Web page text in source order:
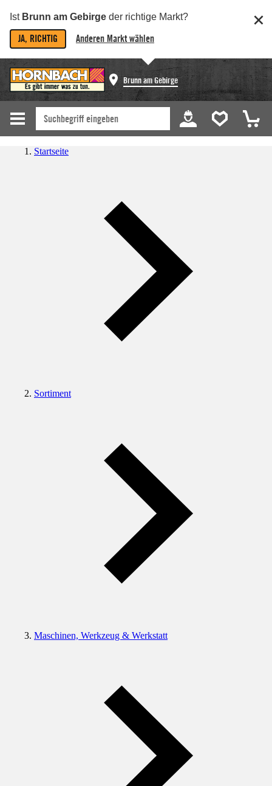
Ist Brunn am Gebirge der richtige Markt?
JA, RICHTIG Anderen Markt wählen
Brunn am Gebirge
Startseite
Sortiment
Maschinen, Werkzeug & Werkstatt